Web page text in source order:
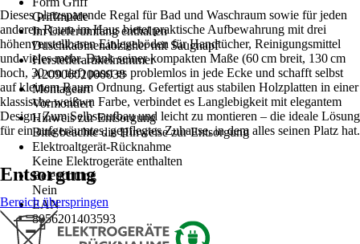
Griffmulde
Im Lieferumfang enthalten
Duschkabinenabzieher mit Saugnapf
Herstellerartikelnummer
A2090602000038
Montageart
Vormontiert
Hinweis zur Entsorgung
Bitte beachte die Hinweise zur Entsorgung
Elektroaltgerät-Rücknahme
Keine Elektrogeräte enthalten
Beleuchtung
Nein
EAN
8056201403593
Dieses platzsparende Regal für Bad und Waschraum sowie für jeden
anderen Raum im Haus bietet praktische Aufbewahrung mit drei
höhenverstellbaren Einlegeböden für Handtücher, Reinigungsmittel
und vieles mehr. Dank seiner kompakten Maße (60 cm breit, 130 cm
hoch, 30 cm tief) passt es problemlos in jede Ecke und schafft selbst
auf kleinem Raum Ordnung. Gefertigt aus stabilen Holzplatten in einer
klassische weißwn Farbe, verbindet es Langlebigkeit mit elegantem
Design. Zum Selbstaufbau und leicht zu montieren – die ideale Lösung
für ein aufgeräumtes, gepflegtes Zuhause, in dem alles seinen Platz hat.
Entsorgung
Bereich überspringen